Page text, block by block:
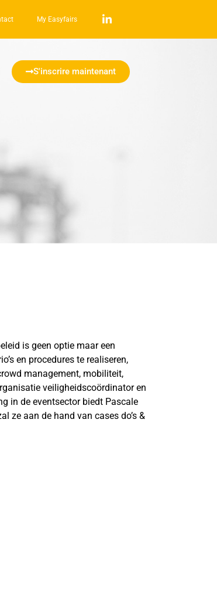
My Easyfairs
S'inscrire maintenant
is geen optie maar een
en procedures te realiseren,
management, mobiliteit,
veiligheidscoördinator en
in de eventsector biedt Pascale
ze aan de hand van cases do’s &